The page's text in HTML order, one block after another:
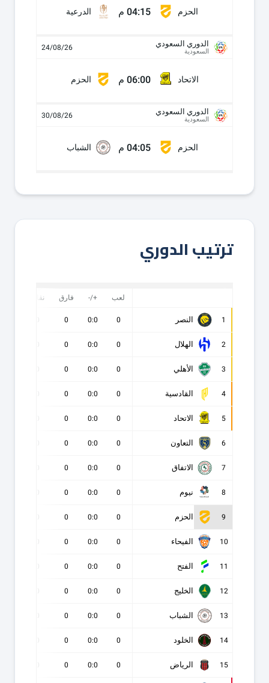
الحزم 04:15 م الدرعية
الدوري السعودي
السعودية 24/08/26
الاتحاد 06:00 م الحزم
الدوري السعودي
السعودية 30/08/26
الحزم 04:05 م الشباب
ترتيب الدوري
لعب +/- فارق نقاط
1 النصر 0
0:0
0
2 الهلال 0
0:0
0
3 الأهلي 0
0:0
0
4 القادسية 0
0:0
0
5 الاتحاد 0
0:0
0
6 التعاون 0
0:0
0
7 الاتفاق 0
0:0
0
8 نيوم 0
0:0
0
9 الحزم 0
0:0
0
10 الفيحاء 0
0:0
0
11 الفتح 0
0:0
0
12 الخليج 0
0:0
0
13 الشباب 0
0:0
0
14 الخلود 0
0:0
0
15 الرياض 0
0:0
0